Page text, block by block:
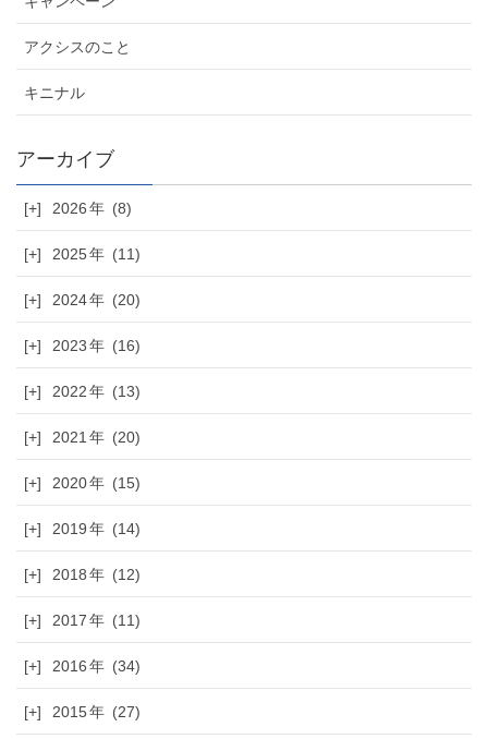
アクシスのこと
キニナル
[+] 2026 (8)
[+] 2025 (11)
[+] 2024 (20)
[+] 2023 (16)
[+] 2022 (13)
[+] 2021 (20)
[+] 2020 (15)
[+] 2019 (14)
[+] 2018 (12)
[+] 2017 (11)
[+] 2016 (34)
[+] 2015 (27)